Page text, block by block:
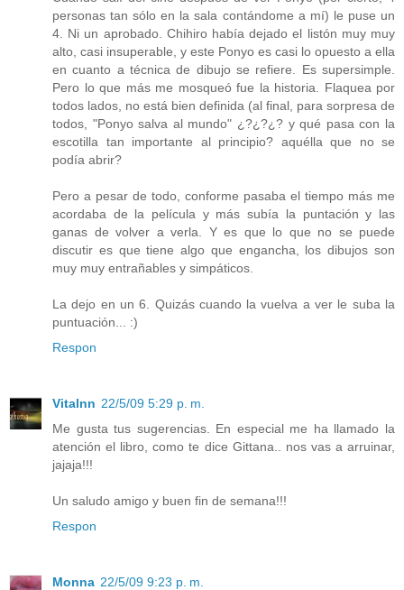
personas tan sólo en la sala contándome a mí) le puse un
4. Ni un aprobado. Chihiro había dejado el listón muy muy
alto, casi insuperable, y este Ponyo es casi lo opuesto a ella
en cuanto a técnica de dibujo se refiere. Es supersimple.
Pero lo que más me mosqueó fue la historia. Flaquea por
todos lados, no está bien definida (al final, para sorpresa de
todos, "Ponyo salva al mundo" ¿?¿?¿? y qué pasa con la
escotilla tan importante al principio? aquélla que no se
podía abrir?
Pero a pesar de todo, conforme pasaba el tiempo más me
acordaba de la película y más subía la puntación y las
ganas de volver a verla. Y es que lo que no se puede
discutir es que tiene algo que engancha, los dibujos son
muy muy entrañables y simpáticos.
La dejo en un 6. Quizás cuando la vuelva a ver le suba la
puntuación... :)
Respon
Vitalnn 22/5/09 5:29 p. m.
Me gusta tus sugerencias. En especial me ha llamado la
atención el libro, como te dice Gittana.. nos vas a arruinar,
jajaja!!!
Un saludo amigo y buen fin de semana!!!
Respon
Monna 22/5/09 9:23 p. m.